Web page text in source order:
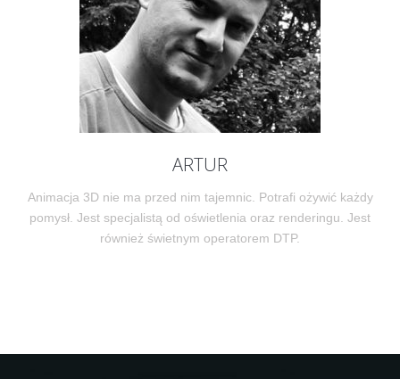
ARTUR
Animacja 3D nie ma przed nim tajemnic. Potrafi ożywić każdy
pomysł. Jest specjalistą od oświetlenia oraz renderingu. Jest
również świetnym operatorem DTP.